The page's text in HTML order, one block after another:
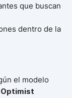
que buscan
dentro de la
el modelo